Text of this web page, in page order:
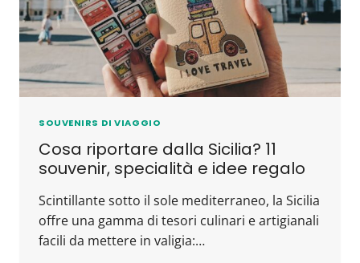
SOUVENIRS DI VIAGGIO
Cosa riportare dalla Sicilia? 11
souvenir, specialità e idee regalo
Scintillante sotto il sole mediterraneo, la Sicilia
offre una gamma di tesori culinari e artigianali
facili da mettere in valigia:…